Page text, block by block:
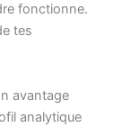
fonctionne.
tes
avantage
analytique